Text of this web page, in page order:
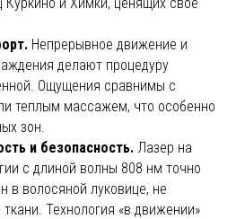
Непрерывное движение и
делают процедуру
Ощущения сравнимы с
теплым массажем, что особенно
зон.
и безопасность. Лазер на
с длиной волны 808 нм точно
в волосяной луковице, не
Технология «в движении»